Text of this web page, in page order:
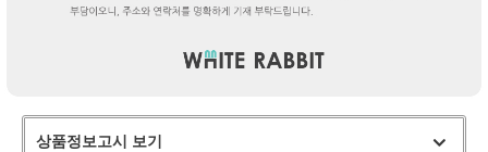
상품정보고시 보기